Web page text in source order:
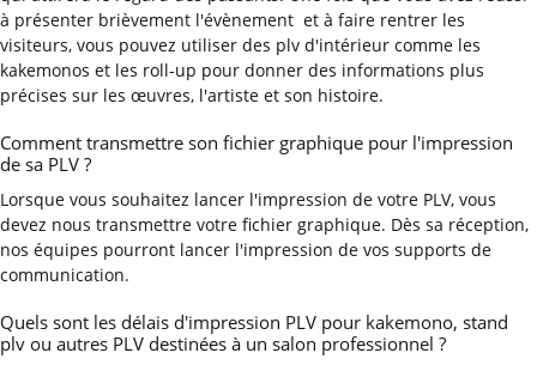
à présenter brièvement l'évènement et à faire rentrer les
visiteurs, vous pouvez utiliser des plv d'intérieur comme les
kakemonos et les roll-up pour donner des informations plus
précises sur les œuvres, l'artiste et son histoire.
Comment transmettre son fichier graphique pour l'impression
de sa PLV ?
Lorsque vous souhaitez lancer l'impression de votre PLV, vous
devez nous transmettre votre fichier graphique. Dès sa réception,
nos équipes pourront lancer l'impression de vos supports de
communication.
Quels sont les délais d'impression PLV pour kakemono, stand
plv ou autres PLV destinées à un salon professionnel ?